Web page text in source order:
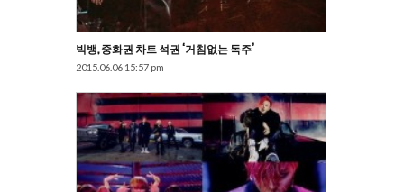
빅뱅, 중화권 차트 석권 ‘거침없는 독주’
2015.06.06 15:57 pm